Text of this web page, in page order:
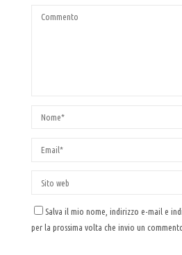
Salva il mio nome, indirizzo e-mail e
per la prossima volta che invio un